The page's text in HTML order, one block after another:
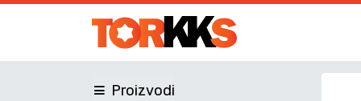
Proizvodi